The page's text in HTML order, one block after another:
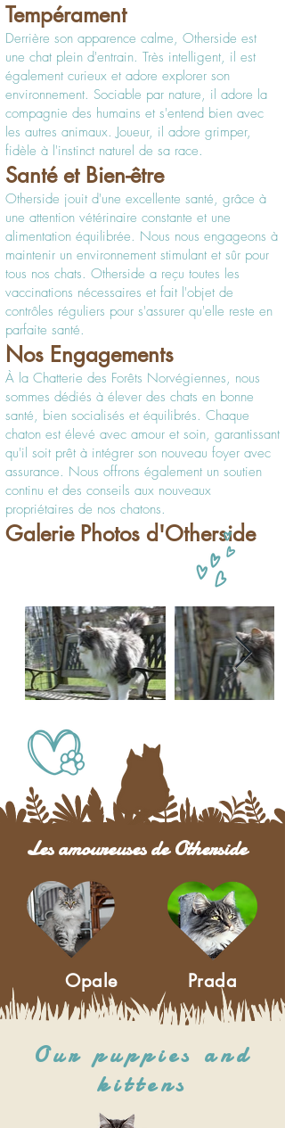
Tempérament
Derrière son apparence calme, Otherside est
une chat plein d'entrain. Très intelligent, il est
également curieux et adore explorer son
environnement. Sociable par nature, il adore la
compagnie des humains et s'entend bien avec
les autres animaux. Joueur, il adore grimper,
fidèle à l'instinct naturel de sa race.
Santé et Bien-être
Otherside jouit d'une excellente santé, grâce à
une attention vétérinaire constante et une
alimentation équilibrée. Nous nous engageons à
maintenir un environnement stimulant et sûr pour
tous nos chats. Otherside a reçu toutes les
vaccinations nécessaires et fait l'objet de
contrôles réguliers pour s'assurer qu'elle reste en
parfaite santé.
Nos Engagements
À la Chatterie des Forêts Norvégiennes, nous
sommes dédiés à élever des chats en bonne
santé, bien socialisés et équilibrés. Chaque
chaton est élevé avec amour et soin, garantissant
qu'il soit prêt à intégrer son nouveau foyer avec
assurance. Nous offrons également un soutien
continu et des conseils aux nouveaux
propriétaires de nos chatons.
Galerie Photos d'Otherside
Les amoureuses de Otherside
Opale Prada
Our puppies and
kittens